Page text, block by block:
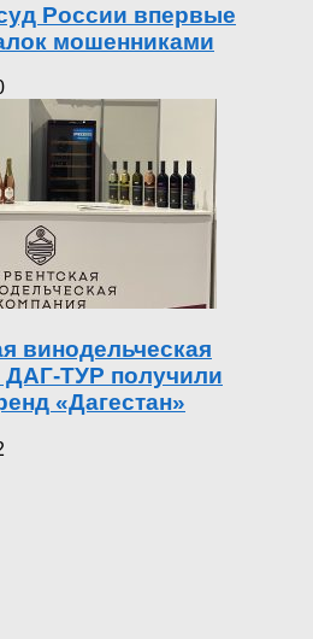
России впервые
мошенниками
винодельческая
ДАГ-ТУР получили
«Дагестан»